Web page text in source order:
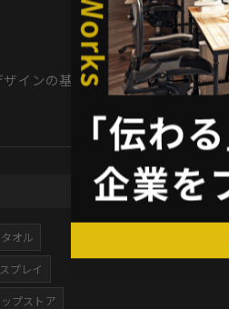
グラフィックデザインの基礎から仕事や学び方まで徹底解説
タオル
プレイ
プストア